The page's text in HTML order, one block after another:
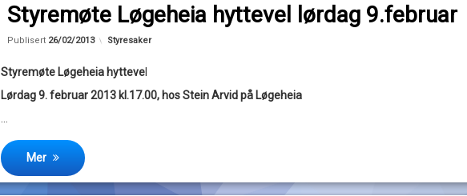
Styremøte Løgeheia hyttevel lørdag 9.februar
Publisert 26/02/2013
Oppdatert
Kategorier:
Styresaker
Styremøte Løgeheia hytteve
Lørdag 9. februar 2013 kl.17.00, hos Stein Arvid på Løgeheia
…
Mer